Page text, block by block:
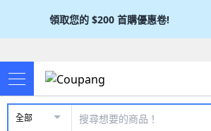
領取您的 $200 首購優惠卷!
全部